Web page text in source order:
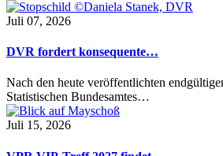
Juli 07, 2026
DVR fordert konsequente…
Nach den heute veröffentlichten
Statistischen Bundesamtes…
Juli 15, 2026